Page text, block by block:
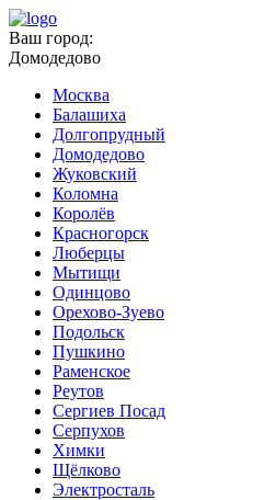
Ваш город:
Домодедово
Москва
Балашиха
Долгопрудный
Домодедово
Жуковский
Коломна
Королёв
Красногорск
Люберцы
Мытищи
Одинцово
Орехово-Зуево
Подольск
Пушкино
Раменское
Реутов
Сергиев Посад
Серпухов
Химки
Щёлково
Электросталь